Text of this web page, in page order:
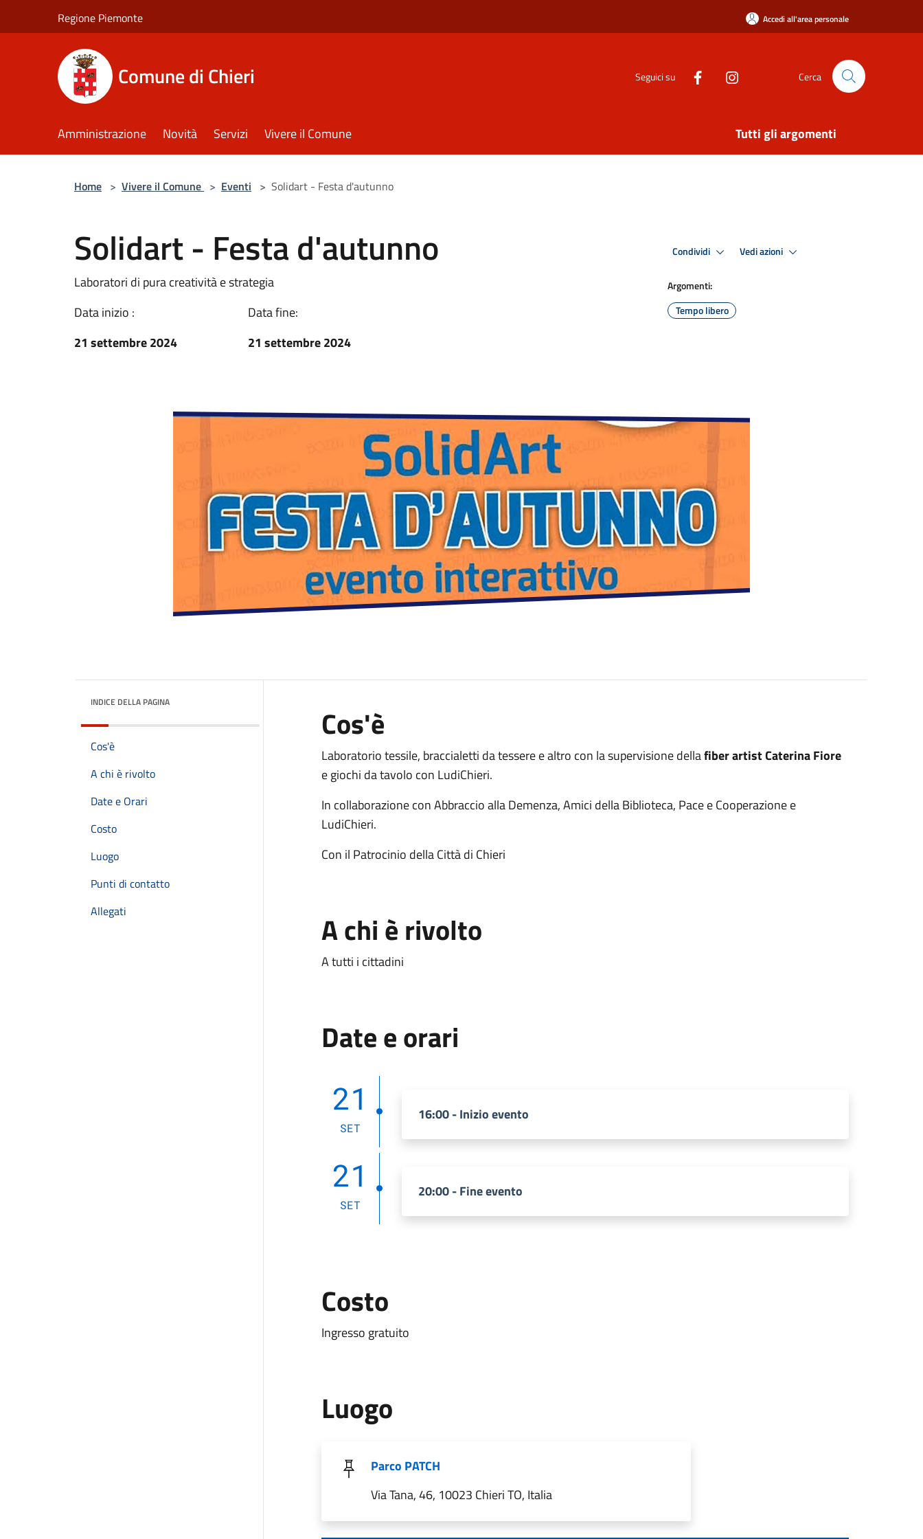
Regione Piemonte Accedi all'area personale
Comune di Chieri Seguici su Cerca
Amministrazione Novità Servizi Vivere il Comune Tutti gli argomenti
Home > Vivere il Comune > Eventi > Solidart - Festa d'autunno
Solidart - Festa d'autunno
Laboratori di pura creatività e strategia
Data inizio :
21 settembre 2024
Data fine:
21 settembre 2024
Condividi Vedi azioni
Argomenti:
Tempo libero
INDICE DELLA PAGINA
Cos'è
A chi è rivolto
Date e Orari
Costo
Luogo
Punti di contatto
Allegati
Cos'è
Laboratorio tessile, braccialetti da tessere e altro con la supervisione dellafiber artist Caterina Fiore
e giochi da tavolo con LudiChieri.
In collaborazione con Abbraccio alla Demenza, Amici della Biblioteca, Pace e Cooperazione e
LudiChieri.
Con il Patrocinio della Città di Chieri
A chi è rivolto
A tutti i cittadini
Date e orari
21
SET
16:00 - Inizio evento
21
SET
20:00 - Fine evento
Costo
Ingresso gratuito
Luogo
Parco PATCH
Via Tana, 46, 10023 Chieri TO, Italia